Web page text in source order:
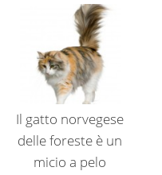
Il gatto norvegese
delle foreste è un
micio a pelo